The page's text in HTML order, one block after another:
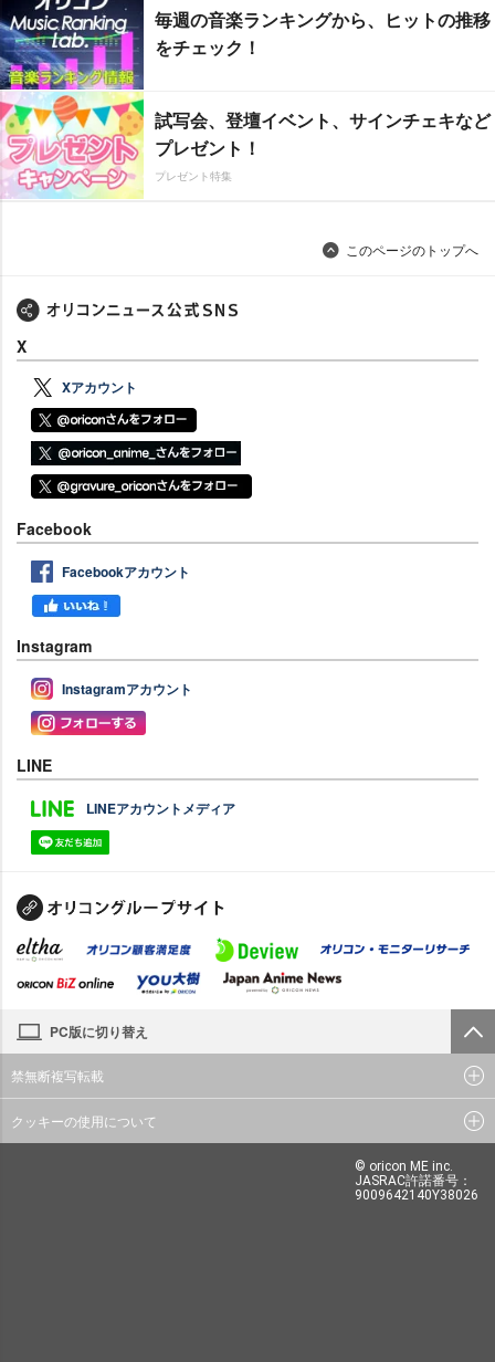
毎週の音楽ランキングから、ヒットの推移
をチェック！
試写会、登壇イベント、サインチェキなど
プレゼント！
プレゼント特集
このページのトップへ
X
Xアカウント
Facebook
Facebookアカウント
Instagram
Instagramアカウント
LINE
LINEアカウントメディア
PC版に切り替え
禁無断複写転載
クッキーの使用について
© oricon ME inc.
JASRAC許諾番号：
9009642140Y38026